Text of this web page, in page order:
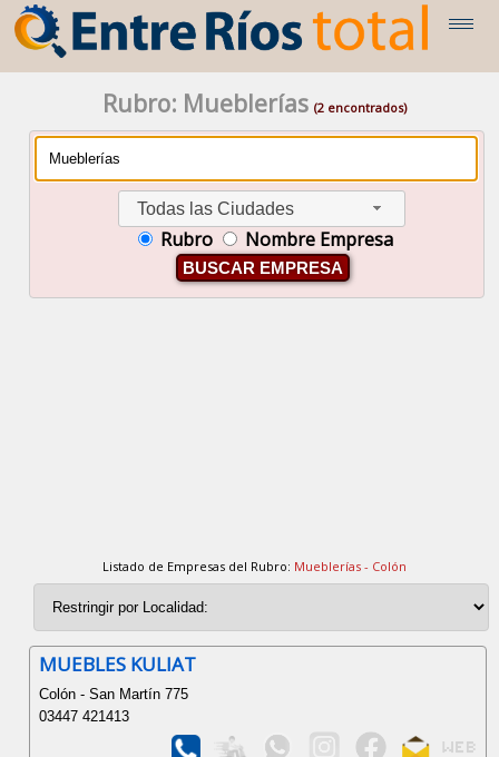
Rubro: Mueblerías (2 encontrados)
Todas las Ciudades
Rubro Nombre Empresa
BUSCAR EMPRESA
Listado de Empresas del Rubro: Mueblerías - Colón
MUEBLES KULIAT
Colón - San Martín 775
03447 421413